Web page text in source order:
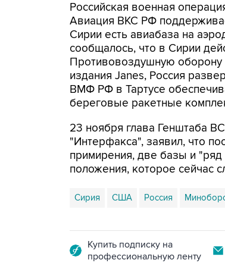
Российская военная
Авиация ВКС РФ
Сирии есть авиабаза на
сообщалось, что в Сирии
Противовоздушную
издания Janes, Россия
ВМФ РФ в Тартусе
береговые ракетные
23 ноября глава Генштаба
"Интерфакса", заявил, что
примирения, две базы и "ряд
положения, которое сейчас
Сирия США Россия
Купить подписку на
профессиональную ленту